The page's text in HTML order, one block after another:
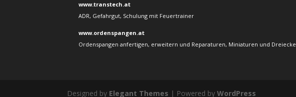
www.transtech.at
ADR, Gefahrgut, Schulung mit Feuertrainer
www.ordenspangen.at
Ordenspangen anfertigen, erweitern und Reparaturen, Miniaturen und Dreiecke
Designed by Elegant Themes | Powered byWordPress